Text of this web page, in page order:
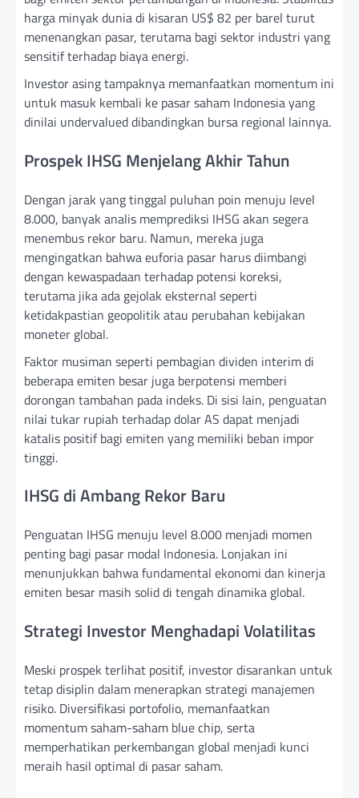
harga minyak dunia di kisaran US$ 82 per barel turut
menenangkan pasar, terutama bagi sektor industri yang
sensitif terhadap biaya energi.
Investor asing tampaknya memanfaatkan momentum ini
untuk masuk kembali ke pasar saham Indonesia yang
dinilai undervalued dibandingkan bursa regional lainnya.
Prospek IHSG Menjelang Akhir Tahun
Dengan jarak yang tinggal puluhan poin menuju level
8.000, banyak analis memprediksi IHSG akan segera
menembus rekor baru. Namun, mereka juga
mengingatkan bahwa euforia pasar harus diimbangi
dengan kewaspadaan terhadap potensi koreksi,
terutama jika ada gejolak eksternal seperti
ketidakpastian geopolitik atau perubahan kebijakan
moneter global.
Faktor musiman seperti pembagian dividen interim di
beberapa emiten besar juga berpotensi memberi
dorongan tambahan pada indeks. Di sisi lain, penguatan
nilai tukar rupiah terhadap dolar AS dapat menjadi
katalis positif bagi emiten yang memiliki beban impor
tinggi.
IHSG di Ambang Rekor Baru
Penguatan IHSG menuju level 8.000 menjadi momen
penting bagi pasar modal Indonesia. Lonjakan ini
menunjukkan bahwa fundamental ekonomi dan kinerja
emiten besar masih solid di tengah dinamika global.
Strategi Investor Menghadapi Volatilitas
Meski prospek terlihat positif, investor disarankan untuk
tetap disiplin dalam menerapkan strategi manajemen
risiko. Diversifikasi portofolio, memanfaatkan
momentum saham-saham blue chip, serta
memperhatikan perkembangan global menjadi kunci
meraih hasil optimal di pasar saham.